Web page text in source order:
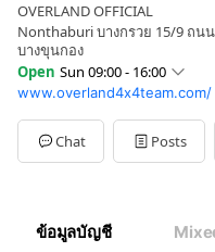
OVERLAND OFFICIAL
Nonthaburi บางกรวย 15/9 ถ
บางขุนกอง
Open Sun 09:00 - 16:00
Sun09:00 - 16:00
MonClosed
Tue09:00 - 18:00
Wed09:00 - 18:00
09:00 - 18:00
www.overland4x4team.com/
Chat Posts
ข้อมูลบัญชี